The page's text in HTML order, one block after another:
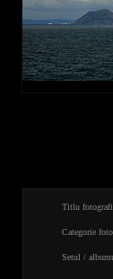
Titlu
Categorie
Setul /